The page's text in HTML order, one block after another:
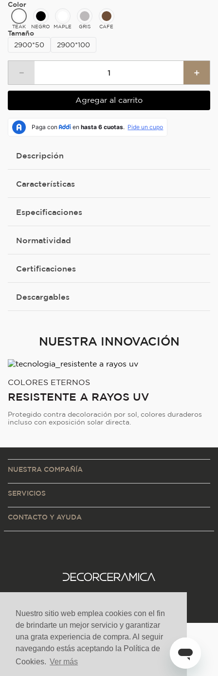
Nuestro sitio web emplea cookies con el fin
de brindarte un mejor servicio y garantizar
una grata experiencia de compra. Al seguir
navegando estás aceptando la Política de
Cookies. Ver más
Color
TEAK NEGRO MAPLE GRIS CAFE
Tamaño
2900*50
2900*100
＋
－
Agregar al carrito
Descripción
Características
Especificaciones
Normatividad
Certificaciones
Descargables
NUESTRA INNOVACIÓN
COLORES ETERNOS
RESISTENTE A RAYOS UV
Protegido contra decoloración por sol, colores duraderos
incluso con exposición solar directa.
NUESTRA COMPAÑÍA
SERVICIOS
CONTACTO Y AYUDA
Medios de pago y sitio seguro